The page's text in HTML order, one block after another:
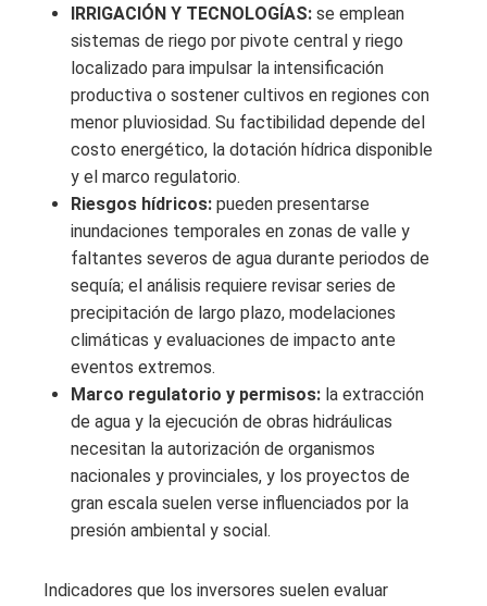
IRRIGACIÓN Y TECNOLOGÍAS: se emplean
sistemas de riego por pivote central y riego
localizado para impulsar la intensificación
productiva o sostener cultivos en regiones con
menor pluviosidad. Su factibilidad depende del
costo energético, la dotación hídrica disponible
y el marco regulatorio.
Riesgos hídricos: pueden presentarse
inundaciones temporales en zonas de valle y
faltantes severos de agua durante periodos de
sequía; el análisis requiere revisar series de
precipitación de largo plazo, modelaciones
climáticas y evaluaciones de impacto ante
eventos extremos.
Marco regulatorio y permisos: la extracción
de agua y la ejecución de obras hidráulicas
necesitan la autorización de organismos
nacionales y provinciales, y los proyectos de
gran escala suelen verse influenciados por la
presión ambiental y social.
Indicadores que los inversores suelen evaluar